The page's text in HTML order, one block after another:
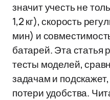
значит учесть не
1,2 кг), скорость
мин) и
батарей. Эта статья
тесты моделей,
задачам и
потери удобства.